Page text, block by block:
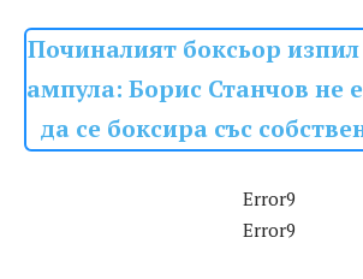
Починалият боксьор
ампула: Борис Станчов не
да се боксира със
Error9
Error9